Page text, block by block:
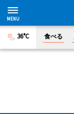
36°C 食べる